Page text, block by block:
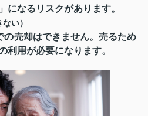
になるリスクがあります。
い）
の売却はできません。売るため
利用が必要になります。